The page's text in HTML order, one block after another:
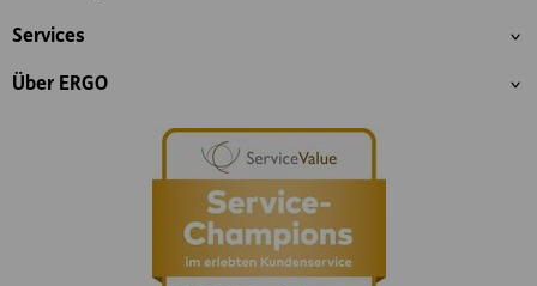
Services
Über ERGO